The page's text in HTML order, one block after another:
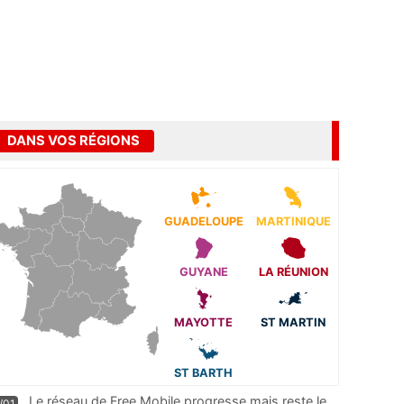
DANS VOS RÉGIONS
GUADELOUPE MARTINIQUE
GUYANE LA RÉUNION
MAYOTTE ST MARTIN
ST BARTH
Le réseau de Free Mobile progresse mais reste le